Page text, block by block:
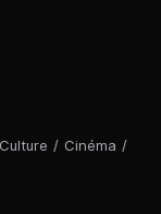
Culture / Cinéma /